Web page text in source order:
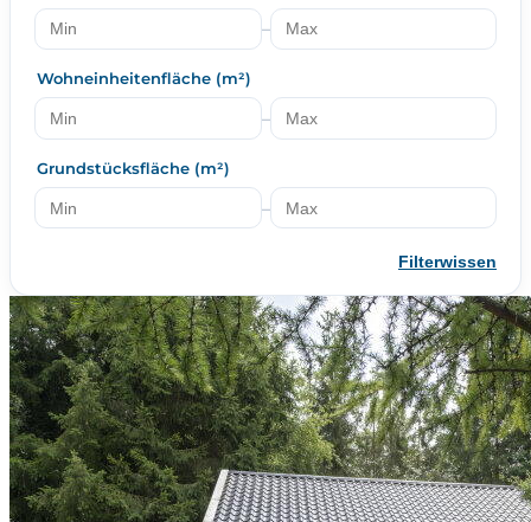
–
Wohneinheitenfläche (m²)
–
Grundstücksfläche (m²)
–
Filterwissen